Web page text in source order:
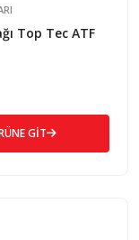
Top Tec ATF
GİT